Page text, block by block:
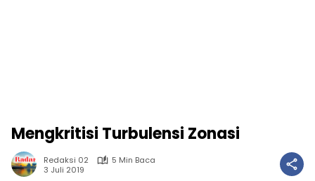
Mengkritisi Turbulensi Zonasi
Redaksi 02
5 Min Baca
3 Juli 2019